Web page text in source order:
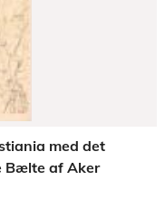
med det
Bælte af Aker